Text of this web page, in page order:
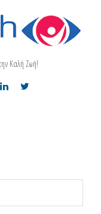
Καλή Ζωή!